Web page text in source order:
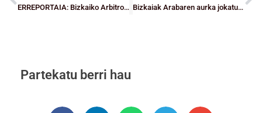
ERREPORTAIA: Bizkaiko Arbitroen Batzordea, Mikel Seguradoren eskutik Bizkaiak Arabaren aurka jokatuko du Euskadi eta Nafarroako Junior Txapelketako finalerdietan
Partekatu berri hau